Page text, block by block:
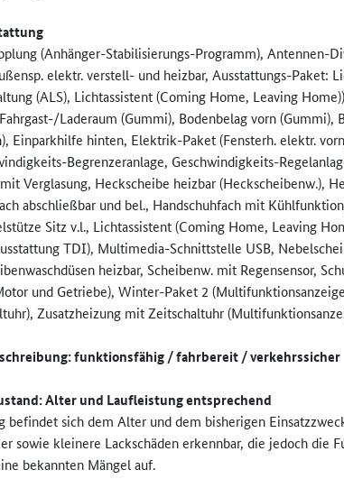
(Anhänger-Stabilisierungs-Prog­ramm), Antennen-
elektr. verstell- und heizbar, Ausstattungs-Paket:
(ALS), Lichtassistent (Coming Home, Leaving
Laderaum (Gummi), Bodenbelag vorn
Einparkhilfe hinten, Elektrik-Paket (Fensterh. elektr.
Begrenzeranla­ge, Geschwindigkeits-
Verglasung, Heckscheibe heizbar (Heckscheibenw.),
abschließbar und bel., Handschuhfach mit
Sitz v.l., Lichtassistent (Coming Home, Leaving
TDI), Multimedia-Schnittstelle USB,
heizbar, Scheibenw. mit Regensensor,
und Getriebe), Winter-Paket 2
Zusatzheizung mit Zeitschaltuhr
funktionsfähig / fahrbereit / verkehrssicher
Alter und Laufleistung entsprechend
befindet sich dem Alter und dem bisherigen
sowie kleinere Lackschäden erkennbar, die jedoch
bekannten Mängel auf.